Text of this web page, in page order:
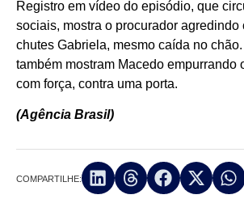
Registro em vídeo do episódio, que
sociais, mostra o procurador agredindo
chutes Gabriela, mesmo caída no
também mostram Macedo empurrando
com força, contra uma porta.
(Agência Brasil)
COMPARTILHE: